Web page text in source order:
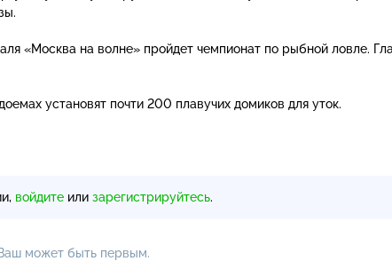
«Москва на волне» пройдет чемпионат по рыбной ловле.
установят почти 200 плавучих домиков для уток.
войдите или зарегистрируйтесь.
может быть первым.